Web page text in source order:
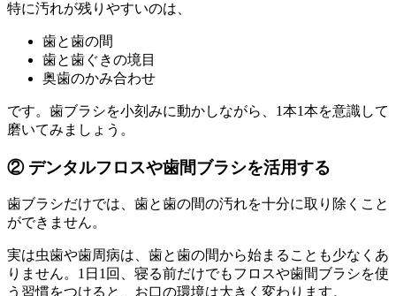
特に汚れが残りやすいのは、
歯と歯の間
歯と歯ぐきの境目
奥歯のかみ合わせ
です。歯ブラシを小刻みに動かしながら、1本1本を意識して
磨いてみましょう。
② デンタルフロスや歯間ブラシを活用する
歯ブラシだけでは、歯と歯の間の汚れを十分に取り除くこと
ができません。
実は虫歯や歯周病は、歯と歯の間から始まることも少なくあ
りません。1日1回、寝る前だけでもフロスや歯間ブラシを使
う習慣をつけると、お口の環境は大きく変わります。